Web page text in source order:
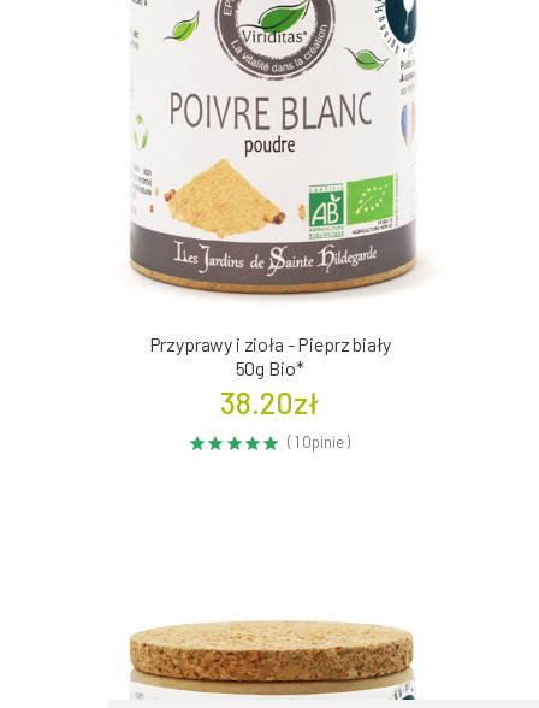
Przyprawy i zioła - Pieprz biały
50g Bio*
38.20zł
( 1 Opinie )